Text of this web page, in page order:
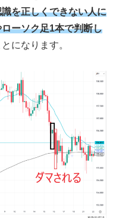
を正しくできない人に
ーソク足1本で判断し
とになります。